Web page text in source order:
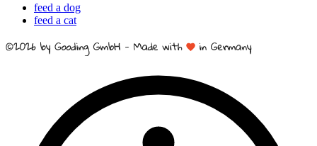
feed a dog
feed a cat